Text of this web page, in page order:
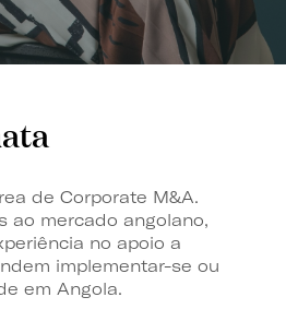
de Corporate M&A.
ao mercado angolano,
no apoio a
implementar-se ou
em Angola.